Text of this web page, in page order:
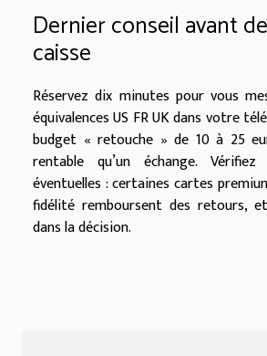
Dernier conseil avant
caisse
Réservez dix minutes pour vous
équivalences US FR UK dans votre
budget « retouche » de 10 à 25
rentable qu’un échange.
éventuelles : certaines cartes
fidélité remboursent des retours,
dans la décision.